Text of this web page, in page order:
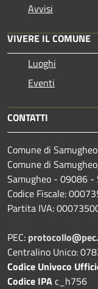
Avvisi
VIVERE IL COMUNE
Luoghi
Eventi
CONTATTI
Comune di Samugheo
Comune di
Samugheo - 09086 -
Codice Fiscale:
Partita IVA:
PEC:
Centralino Unico:
Codice Univoco
Codice IPAc_h756